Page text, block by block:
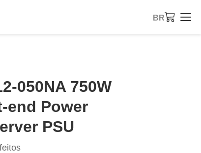
BR
050NA 750W
end Power
PSU